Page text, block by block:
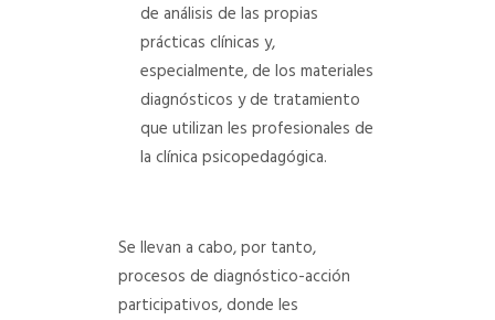
de análisis de las propias
prácticas clínicas y,
especialmente, de los materiales
diagnósticos y de tratamiento
que utilizan les profesionales de
la clínica psicopedagógica.
Se llevan a cabo, por tanto,
procesos de diagnóstico-acción
participativos, donde les